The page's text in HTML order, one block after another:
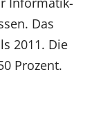
Das
2011. Die
Prozent.